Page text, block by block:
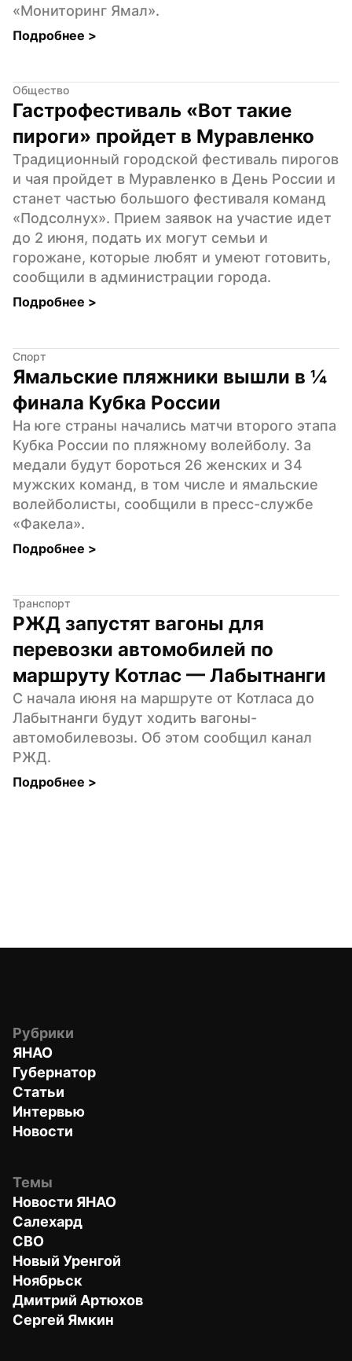
«Мониторинг Ямал».
Подробнее >
Общество
Гастрофестиваль «Вот такие
пироги» пройдет в Муравленко
Традиционный городской фестиваль пирогов
и чая пройдет в Муравленко в День России и
станет частью большого фестиваля команд
«Подсолнух». Прием заявок на участие идет
до 2 июня, подать их могут семьи и
горожане, которые любят и умеют готовить,
сообщили в администрации города.
Подробнее >
Спорт
Ямальские пляжники вышли в ¼
финала Кубка России
На юге страны начались матчи второго этапа
Кубка России по пляжному волейболу. За
медали будут бороться 26 женских и 34
мужских команд, в том числе и ямальские
волейболисты, сообщили в пресс-службе
«Факела».
Подробнее >
Транспорт
РЖД запустят вагоны для
перевозки автомобилей по
маршруту Котлас — Лабытнанги
С начала июня на маршруте от Котласа до
Лабытнанги будут ходить вагоны-
автомобилевозы. Об этом сообщил канал
РЖД.
Подробнее >
Рубрики
ЯНАО
Губернатор
Статьи
Интервью
Новости
Темы
Новости ЯНАО
Салехард
СВО
Новый Уренгой
Ноябрьск
Дмитрий Артюхов
Сергей Ямкин